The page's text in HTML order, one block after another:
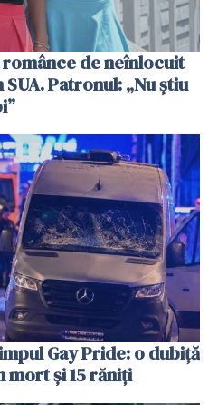
de neînlocuit
Patronul: „Nu știu
Gay Pride: o dubiță
mort și 15 răniți